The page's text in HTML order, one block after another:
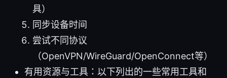
具）
同步设备时间
尝试不同协议
（OpenVPN/WireGuard/OpenConnect等）
有用资源与工具：以下列出的一些常用工具和